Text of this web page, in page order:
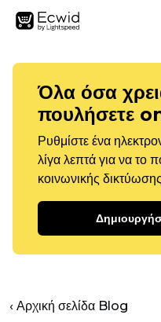
Όλα όσα
πουλήσετε
Ρυθμίστε ένα
λίγα λεπτά για να το
κοινωνικής
‹ Αρχική σελίδα Blog